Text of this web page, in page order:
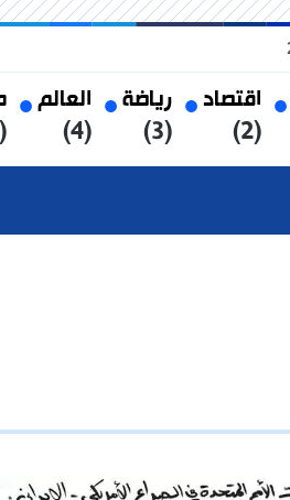
اقتصاد
(2)
رياضة
(3)
العالم
(4)
(5)